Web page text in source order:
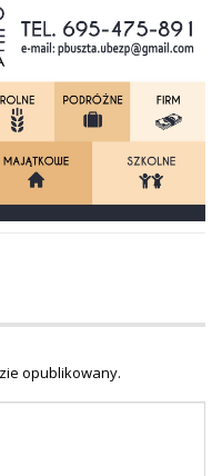
opublikowany.